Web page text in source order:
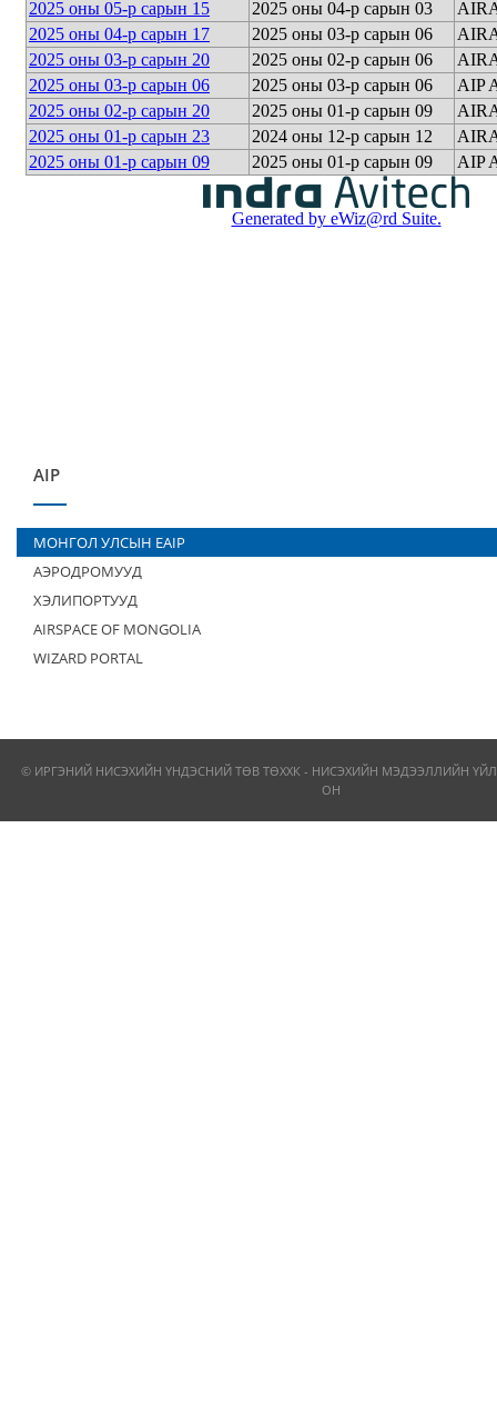
AIP
МОНГОЛ УЛСЫН EAIP
АЭРОДРОМУУД
ХЭЛИПОРТУУД
AIRSPACE OF MONGOLIA
WIZARD PORTAL
© ИРГЭНИЙ НИСЭХИЙН ҮНДЭСНИЙ ТӨВ ТӨХХК - НИСЭХИЙН МЭДЭЭЛЛИЙН
ОН